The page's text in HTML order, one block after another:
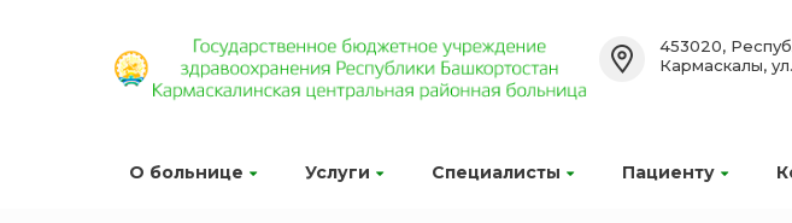
О больнице Услуги Специалисты Пациенту
453020,
Кармаскалы,